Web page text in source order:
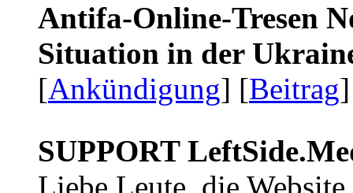
Antifa-Online-Tresen
Situation in der
[Ankündigung] [Beitrag
SUPPORT